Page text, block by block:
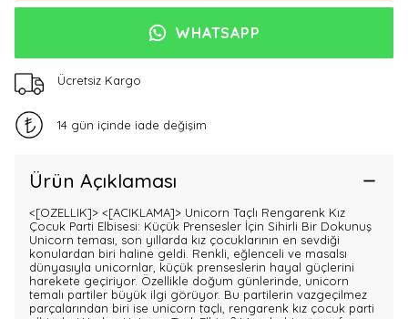
WHATSAPP
Ücretsiz Kargo
14 gün içinde iade değişim
Ürün Açıklaması
<[OZELLIK]> <[ACIKLAMA]> Unicorn Taçlı Rengarenk Kız
Çocuk Parti Elbisesi: Küçük Prensesler İçin Sihirli Bir Dokunuş
Unicorn teması, son yıllarda kız çocuklarının en sevdiği
konulardan biri haline geldi. Renkli, eğlenceli ve masalsı
dünyasıyla unicornlar, küçük prenseslerin hayal güçlerini
harekete geçiriyor. Özellikle doğum günlerinde, unicorn
temalı partiler büyük ilgi görüyor. Bu partilerin vazgeçilmez
parçalarından biri ise unicorn taçlı, rengarenk kız çocuk parti